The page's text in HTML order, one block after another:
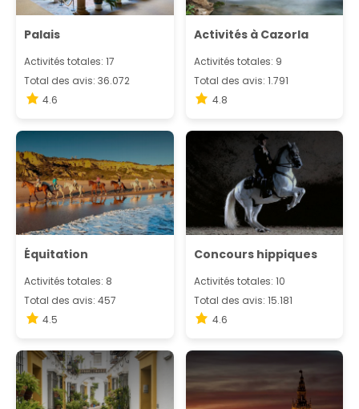
Palais
Activités totales: 17
Total des avis: 36.072
4.6
Activités à Cazorla
Activités totales: 9
Total des avis: 1.791
4.8
Équitation
Activités totales: 8
Total des avis: 457
4.5
Concours hippiques
Activités totales: 10
Total des avis: 15.181
4.6